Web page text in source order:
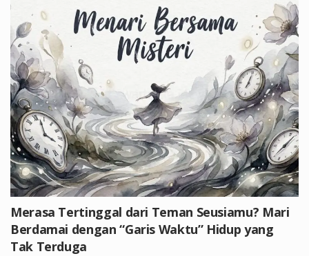
Merasa Tertinggal dari Teman Seusiamu? Mari
Berdamai dengan “Garis Waktu” Hidup yang
Tak Terduga